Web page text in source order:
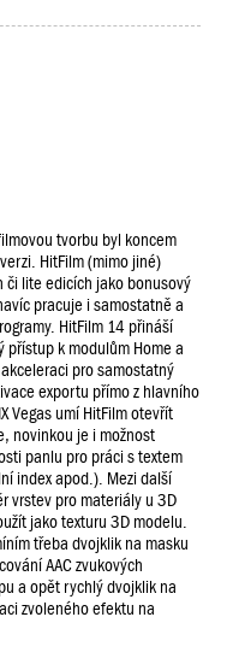
tvorbu byl koncem
HitFilm (mimo jiné)
či lite edicích jako bonusový
pracuje i samostatně a
HitFilm 14 přináší
přístup k modulům Home a
pro samostatný
exportu přímo z hlavního
Vegas umí HitFilm otevřít
novinkou je i možnost
panlu pro práci s textem
index apod.). Mezi další
vrstev pro materiály u 3D
jako texturu 3D modelu.
třeba dvojklik na masku
AAC zvukových
a opět rychlý dvojklik na
zvoleného efektu na